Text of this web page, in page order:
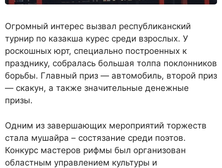
Огромный интерес вызвал республиканский
турнир по казакша курес среди взрослых. У
роскошных юрт, специально построенных к
празднику, собралась большая толпа поклонников
борьбы. Главный приз — автомобиль, второй приз
— скакун, а также значительные денежные
призы.
Одним из завершающих мероприятий торжеств
стала мушайра – состязание среди поэтов.
Конкурс мастеров рифмы был организован
областным управлением культуры и